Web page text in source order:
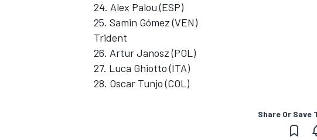
24. Alex Palou (ESP)
25. Samin Gómez (VEN)
Trident
26. Artur Janosz (POL)
27. Luca Ghiotto (ITA)
28. Oscar Tunjo (COL)
Share Or Save